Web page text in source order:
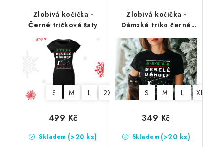
Zlobivá kočička -
Černé tričkové šaty
S M L 2XL
Skladem (>20 ks)
499 Kč
Zlobivá kočička -
Dámské triko černé
biobavlna
S M L XL
Skladem (>20 ks)
349 Kč